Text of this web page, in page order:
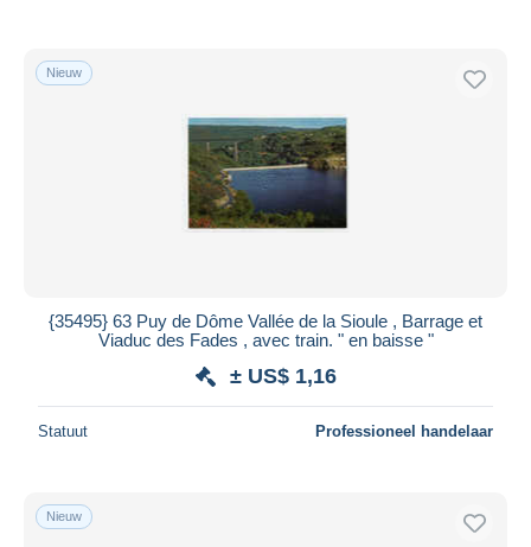
Nieuw
{35495} 63 Puy de Dôme Vallée de la Sioule , Barrage et
Viaduc des Fades , avec train. " en baisse "
± US$ 1,16
Statuut Professioneel handelaar
Nieuw